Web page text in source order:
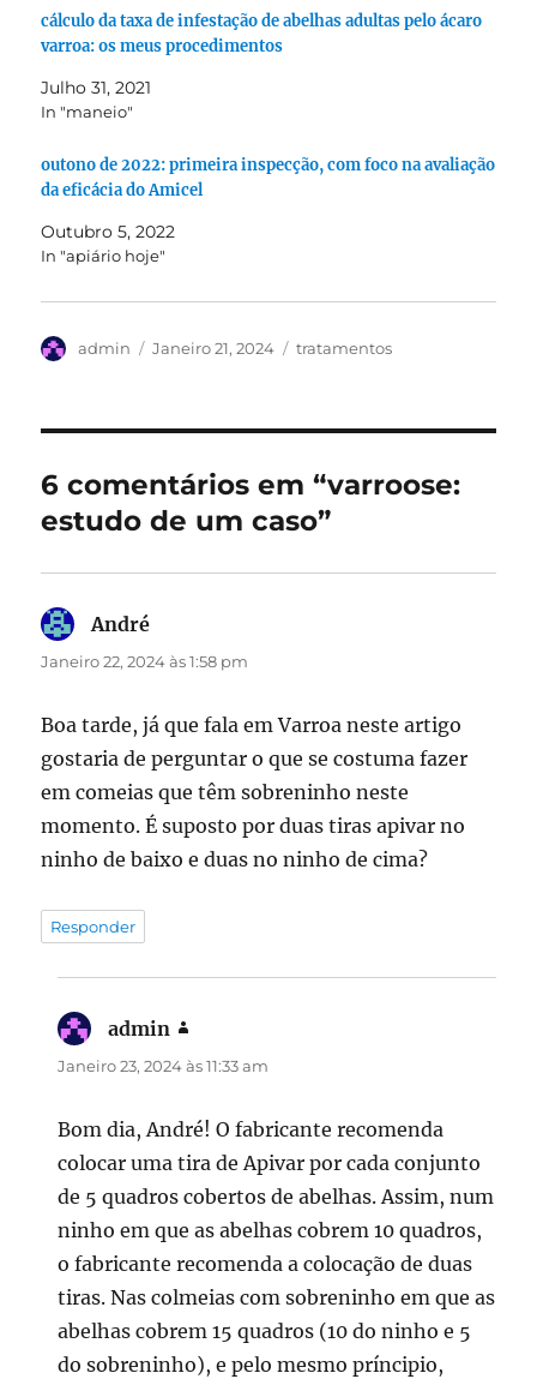
cálculo da taxa de infestação de abelhas adultas pelo ácaro
varroa: os meus procedimentos
Julho 31, 2021
In "maneio"
outono de 2022: primeira inspecção, com foco na avaliação
da eficácia do Amicel
Outubro 5, 2022
In "apiário hoje"
Autor
admin
Publicado
Janeiro 21, 2024 Categorias
tratamentos
6 comentários em “varroose:
estudo de um caso”
André
Janeiro 22, 2024 às 1:58 pm
Boa tarde, já que fala em Varroa neste artigo
gostaria de perguntar o que se costuma fazer
em comeias que têm sobreninho neste
momento. É suposto por duas tiras apivar no
ninho de baixo e duas no ninho de cima?
Responder
admin
Janeiro 23, 2024 às 11:33 am
Bom dia, André! O fabricante recomenda
colocar uma tira de Apivar por cada conjunto
de 5 quadros cobertos de abelhas. Assim, num
ninho em que as abelhas cobrem 10 quadros,
o fabricante recomenda a colocação de duas
tiras. Nas colmeias com sobreninho em que as
abelhas cobrem 15 quadros (10 do ninho e 5
do sobreninho), e pelo mesmo príncipio,